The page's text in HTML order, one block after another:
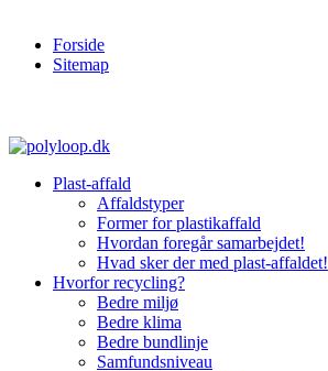
Forside
Sitemap
Plast-affald
Affaldstyper
Former for plastikaffald
Hvordan foregår samarbejdet!
Hvad sker der med plast-affaldet!
Hvorfor recycling?
Bedre miljø
Bedre klima
Bedre bundlinje
Samfundsniveau